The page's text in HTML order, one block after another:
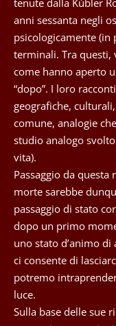
anni sessanta negli
psicologicamente (in
terminali. Tra questi,
come hanno aperto
“dopo”. I loro
geografiche,
comune, analogie
studio analogo
vita).
Passaggio da
morte sarebbe
passaggio di stato
dopo un primo
uno stato d’animo
ci consente di
potremo
luce.
Sulla base delle sue